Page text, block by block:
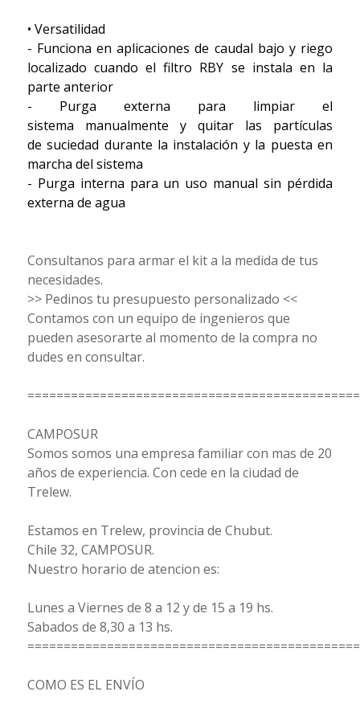
• Versatilidad
- Funciona en aplicaciones de caudal bajo y riego
localizado cuando el filtro RBY se instala en la
parte anterior
- Purga externa para limpiar el
sistema manualmente y quitar las partículas
de suciedad durante la instalación y la puesta en
marcha del sistema
- Purga interna para un uso manual sin pérdida
externa de agua
Consultanos para armar el kit a la medida de tus
necesidades.
>> Pedinos tu presupuesto personalizado <<
Contamos con un equipo de ingenieros que
pueden asesorarte al momento de la compra no
dudes en consultar.
CAMPOSUR
Somos somos una empresa familiar con mas de 20
años de experiencia. Con cede en la ciudad de
Trelew.
Estamos en Trelew, provincia de Chubut.
Chile 32, CAMPOSUR.
Nuestro horario de atencion es:
Lunes a Viernes de 8 a 12 y de 15 a 19 hs.
Sabados de 8,30 a 13 hs.
COMO ES EL ENVÍO